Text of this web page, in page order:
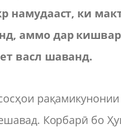
намудааст, ки
аммо дар кишвар
васл шаванд.
Корбарӣ бо